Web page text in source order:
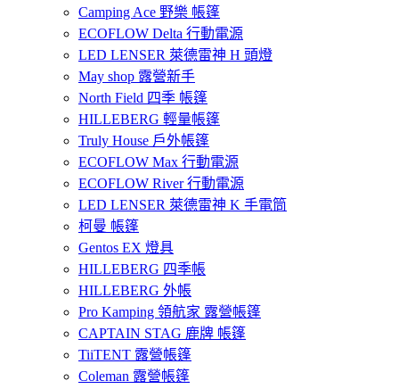
Camping Ace 野樂 帳篷
ECOFLOW Delta 行動電源
LED LENSER 萊德雷神 H 頭燈
May shop 露營新手
North Field 四季 帳篷
HILLEBERG 輕量帳篷
Truly House 戶外帳篷
ECOFLOW Max 行動電源
ECOFLOW River 行動電源
LED LENSER 萊德雷神 K 手電筒
柯曼 帳篷
Gentos EX 燈具
HILLEBERG 四季帳
HILLEBERG 外帳
Pro Kamping 領航家 露營帳篷
CAPTAIN STAG 鹿牌 帳篷
TiiTENT 露營帳篷
Coleman 露營帳篷